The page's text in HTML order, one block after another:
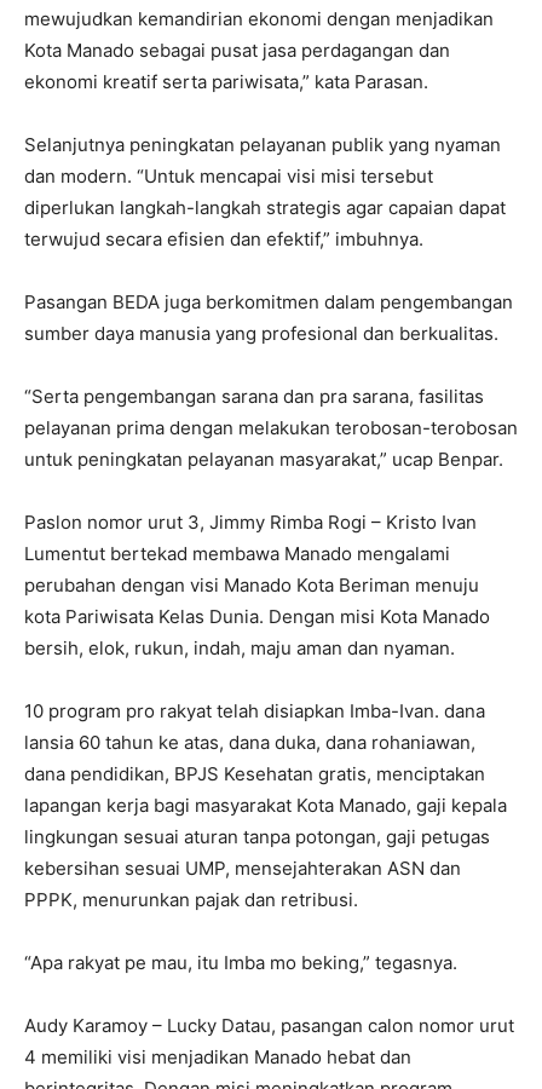
mewujudkan kemandirian ekonomi dengan menjadikan
Kota Manado sebagai pusat jasa perdagangan dan
ekonomi kreatif serta pariwisata,” kata Parasan.
Selanjutnya peningkatan pelayanan publik yang nyaman
dan modern. “Untuk mencapai visi misi tersebut
diperlukan langkah-langkah strategis agar capaian dapat
terwujud secara efisien dan efektif,” imbuhnya.
Pasangan BEDA juga berkomitmen dalam pengembangan
sumber daya manusia yang profesional dan berkualitas.
“Serta pengembangan sarana dan pra sarana, fasilitas
pelayanan prima dengan melakukan terobosan-terobosan
untuk peningkatan pelayanan masyarakat,” ucap Benpar.
Paslon nomor urut 3, Jimmy Rimba Rogi – Kristo Ivan
Lumentut bertekad membawa Manado mengalami
perubahan dengan visi Manado Kota Beriman menuju
kota Pariwisata Kelas Dunia. Dengan misi Kota Manado
bersih, elok, rukun, indah, maju aman dan nyaman.
10 program pro rakyat telah disiapkan Imba-Ivan. dana
lansia 60 tahun ke atas, dana duka, dana rohaniawan,
dana pendidikan, BPJS Kesehatan gratis, menciptakan
lapangan kerja bagi masyarakat Kota Manado, gaji kepala
lingkungan sesuai aturan tanpa potongan, gaji petugas
kebersihan sesuai UMP, mensejahterakan ASN dan
PPPK, menurunkan pajak dan retribusi.
“Apa rakyat pe mau, itu Imba mo beking,” tegasnya.
Audy Karamoy – Lucky Datau, pasangan calon nomor urut
4 memiliki visi menjadikan Manado hebat dan